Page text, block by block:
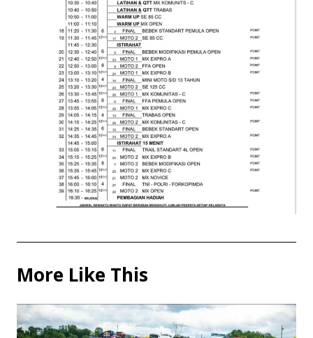
More Like This